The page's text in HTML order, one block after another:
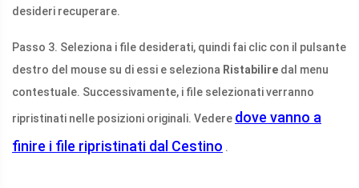
desideri recuperare.
Passo 3. Seleziona i file desiderati, quindi fai clic con il pulsante
destro del mouse su di essi e seleziona Ristabilire dal menu
contestuale. Successivamente, i file selezionati verranno
ripristinati nelle posizioni originali. Vedere dove vanno a
finire i file ripristinati dal Cestino .